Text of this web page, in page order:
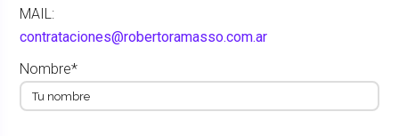
MAIL:
contrataciones@robertoramasso.com.ar
Nombre*